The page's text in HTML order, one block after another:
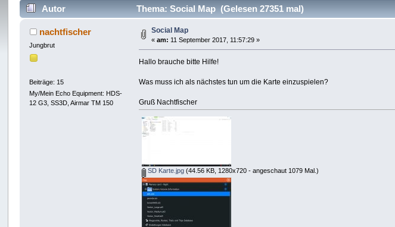
Autor Thema: Social Map (Gelesen 27351 mal)
nachtfischer
Jungbrut
Beiträge: 15
My/Mein Echo Equipment: HDS-
12 G3, SS3D, Airmar TM 150
Social Map
«am: 11 September 2017, 11:57:29 »
Hallo brauche bitte Hilfe!
Was muss ich als nächstes tun um die Karte einzuspielen?
Gruß Nachtfischer
SD Karte.jpg (44.56 KB, 1280x720 - angeschaut 1079 Mal.)